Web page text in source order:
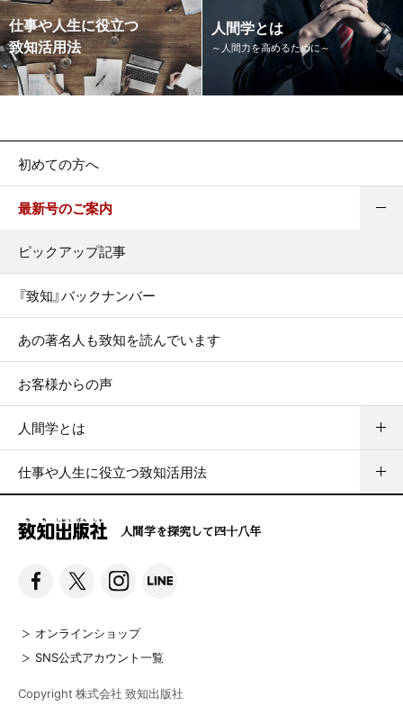
仕事や人生に役立つ
致知活用法
人間学とは
～人間力を高めるために～
初めての方へ
最新号のご案内
ピックアップ記事
『致知』バックナンバー
あの著名人も致知を読んでいます
お客様からの声
人間学とは
仕事や人生に役立つ致知活用法
人間学を探究して四十八年
オンラインショップ
SNS公式アカウント一覧
Copyright 株式会社 致知出版社